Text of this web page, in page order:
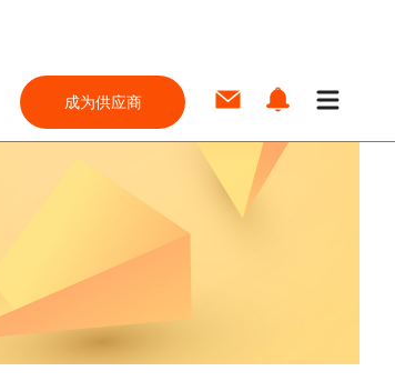
成为供应商